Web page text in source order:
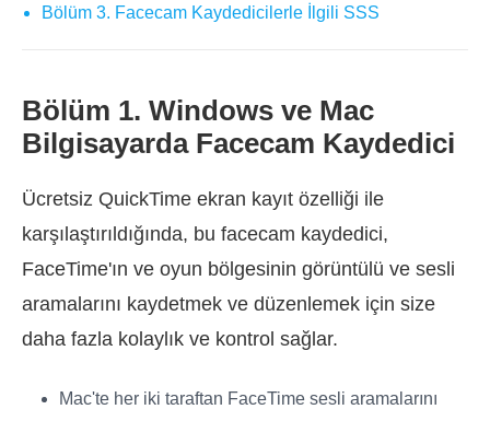
Bölüm 3. Facecam Kaydedicilerle İlgili SSS
Bölüm 1. Windows ve Mac
Bilgisayarda Facecam Kaydedici
Ücretsiz QuickTime ekran kayıt özelliği ile
karşılaştırıldığında, bu facecam kaydedici,
FaceTime'ın ve oyun bölgesinin görüntülü ve sesli
aramalarını kaydetmek ve düzenlemek için size
daha fazla kolaylık ve kontrol sağlar.
Mac'te her iki taraftan FaceTime sesli aramalarını